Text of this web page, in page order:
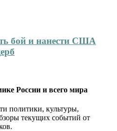
бой и нанести США
России и всего мира
политики, культуры,
текущих событий от